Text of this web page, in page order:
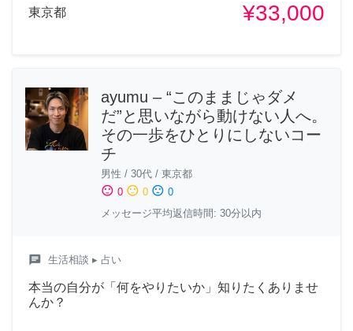
東京都 ¥33,000
ayumu – “このままじゃダメ
だ”と思いながら動けない人へ。
その一歩をひとりにしないコー
チ
男性 / 30代 / 東京都
sentiment_satisfied 0 sentiment_neutral 0 sentiment_dissatisfied 0
メッセージ平均返信時間: 30分以内
chat 生活相談 ▸ 占い
本当の自分が「何をやりたいか」知りたくありませ
んか？